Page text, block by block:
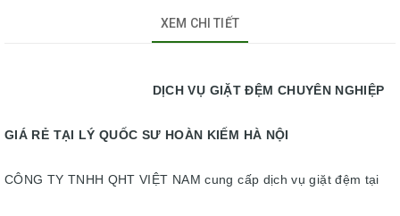
XEM CHI TIẾT
DỊCH VỤ GIẶT ĐỆM CHUYÊN NGHIỆP
GIÁ RẺ TẠI LÝ QUỐC SƯ HOÀN KIẾM HÀ NỘI
CÔNG TY TNHH QHT VIỆT NAM cung cấp dịch vụ giặt đệm tại